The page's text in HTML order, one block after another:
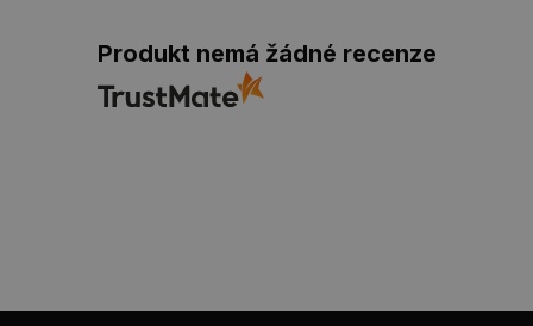
Produkt nemá žádné recenze